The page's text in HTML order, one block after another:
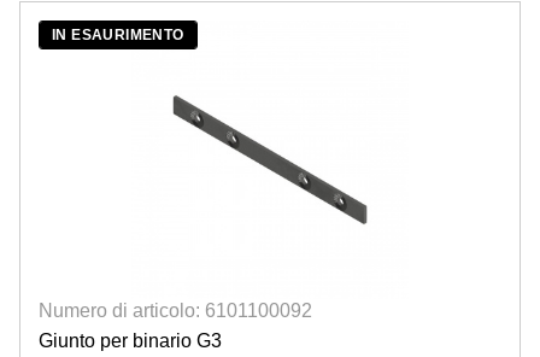
IN ESAURIMENTO
Numero di articolo: 6101100092
Giunto per binario G3